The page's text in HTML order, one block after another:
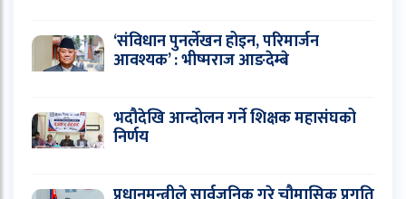
‘संविधान पुनर्लेखन होइन, परिमार्जन
आवश्यक’ : भीष्मराज आङदेम्बे
भदौदेखि आन्दोलन गर्ने शिक्षक महासंघको
निर्णय